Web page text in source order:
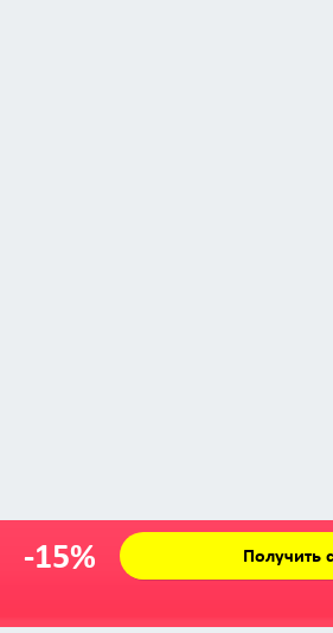
-15% Получить